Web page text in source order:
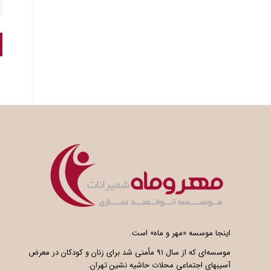
اینجا موسسه «مهر و ماه» است.
موسسه‌ای که از سال ۹۱ مأمنی شد برای زنان و کودکان در معرض
آسیبهای اجتماعی محلات حاشیه نشین تهران.